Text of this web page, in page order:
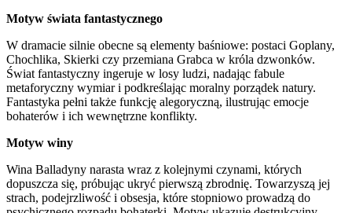
Motyw świata fantastycznego
W dramacie silnie obecne są elementy baśniowe: postaci Goplany,
Chochlika, Skierki czy przemiana Grabca w króla dzwonków.
Świat fantastyczny ingeruje w losy ludzi, nadając fabule
metaforyczny wymiar i podkreślając moralny porządek natury.
Fantastyka pełni także funkcję alegoryczną, ilustrując emocje
bohaterów i ich wewnętrzne konflikty.
Motyw winy
Wina Balladyny narasta wraz z kolejnymi czynami, których
dopuszcza się, próbując ukryć pierwszą zbrodnię. Towarzyszą jej
strach, podejrzliwość i obsesja, które stopniowo prowadzą do